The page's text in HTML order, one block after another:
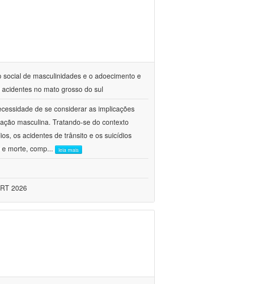
de masculinidades e o adoecimento e
no mato grosso do sul
de se considerar as implicações
masculina. Tratando-se do contexto
os acidentes de trânsito e os suicídios
morte, comp... leia mais
2026